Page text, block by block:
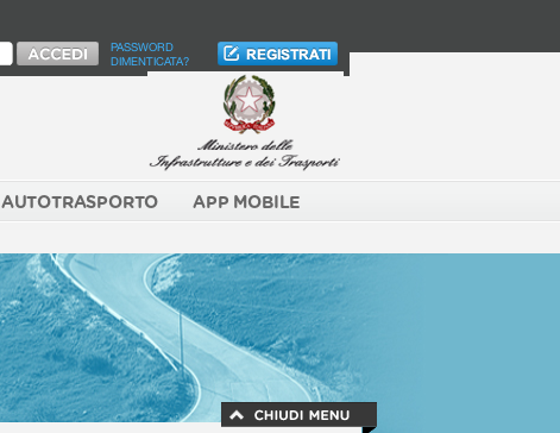
PASSWORD
DIMENTICATA?
AUTOTRASPORTO APP MOBILE